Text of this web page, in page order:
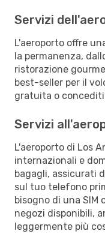
Servizi
L'aeroporto offre
la permanenza,
ristorazione
best-seller per il
gratuita o
Servizi
L'aeroporto di Los
internazionali e
bagagli, assicurati
sul tuo telefono
bisogno di una SIM
negozi disponibili,
leggermente più